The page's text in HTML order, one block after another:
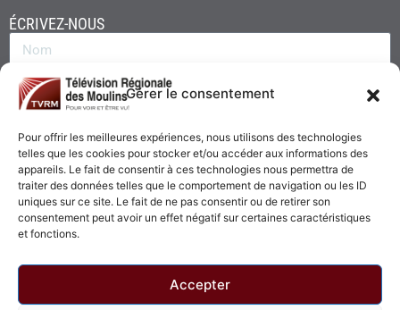
Gérer le consentement
Pour offrir les meilleures expériences, nous utilisons des technologies
telles que les cookies pour stocker et/ou accéder aux informations des
appareils. Le fait de consentir à ces technologies nous permettra de
traiter des données telles que le comportement de navigation ou les ID
uniques sur ce site. Le fait de ne pas consentir ou de retirer son
consentement peut avoir un effet négatif sur certaines caractéristiques
et fonctions.
Accepter
ÉCRIVEZ-NOUS